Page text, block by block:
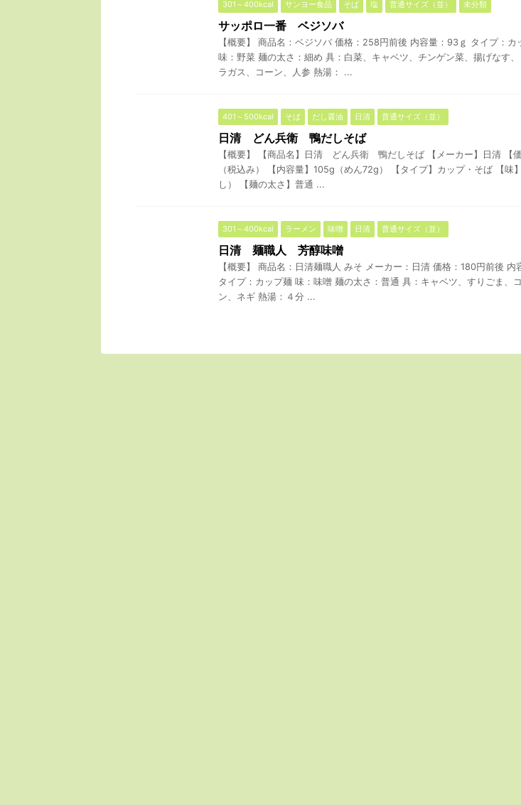
301～400kcal サンヨー食品 そば 塩 普通サイズ（並） 未分類
サッポロ一番 ベジソバ
【概要】 商品名：ベジソバ 価格：258円前後 内容量：93ｇ タイプ：カ
味：野菜 麺の太さ：細め 具：白菜、キャベツ、チンゲン菜、揚げなす
ラガス、コーン、人参 熱湯： ...
401～500kcal そば だし醤油 日清 普通サイズ（並）
日清 どん兵衛 鴨だしそば
【概要】 【商品名】日清 どん兵衛 鴨だしそば 【メーカー】日清 【
（税込み） 【内容量】105g（めん72g） 【タイプ】カップ・そば 【味
し） 【麺の太さ】普通 ...
301～400kcal ラーメン 味噌 日清 普通サイズ（並）
日清 麺職人 芳醇味噌
【概要】 商品名：日清麺職人 みそ メーカー：日清 価格：180円前後
タイプ：カップ麺 味：味噌 麺の太さ：普通 具：キャベツ、すりごま、
ン、ネギ 熱湯：４分 ...